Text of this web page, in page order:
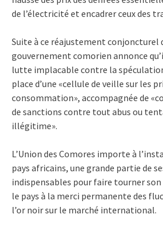
de l’électricité et encadrer ceux des
Suite à ce réajustement conjoncturel
gouvernement comorien annonce
lutte implacable contre la
place d’une «cellule de veille sur les
consommation», accompagnée de
de sanctions contre tout abus ou
illégitime».
L’Union des Comores importe à
pays africains, une grande partie de
indispensables pour faire tourner
le pays à la merci permanente des
l’or noir sur le marché international.